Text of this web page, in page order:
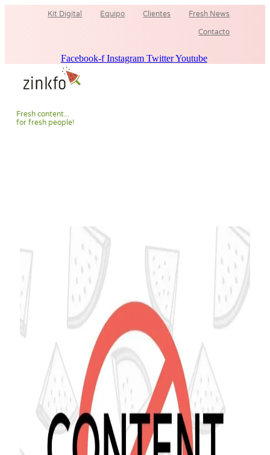
Kit Digital Equipo Clientes Fresh News
Contacto
Facebook-f Instagram TwitterYoutube
Fresh content...
for fresh people!